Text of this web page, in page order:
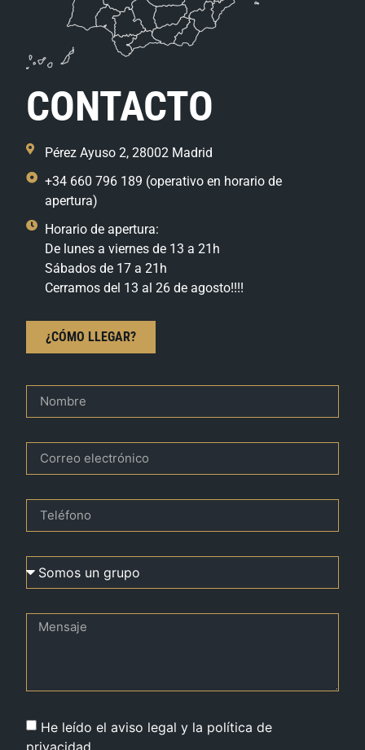
CONTACTO
Pérez Ayuso 2, 28002 Madrid
+34 660 796 189 (operativo en horario de
apertura)
Horario de apertura:
De lunes a viernes de 13 a 21h
Sábados de 17 a 21h
Cerramos del 13 al 26 de agosto!!!!
¿CÓMO LLEGAR?
He leído el aviso legal y la política de
privacidad